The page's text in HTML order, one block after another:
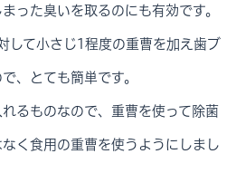
った臭いを取るのにも有効です。
して小さじ1程度の重曹を加え歯ブ
、とても簡単です。
るものなので、重曹を使って除菌
く食用の重曹を使うようにしまし